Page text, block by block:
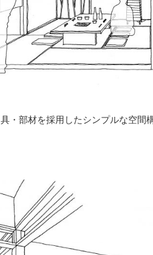
・部材を採用したシンプルな空間